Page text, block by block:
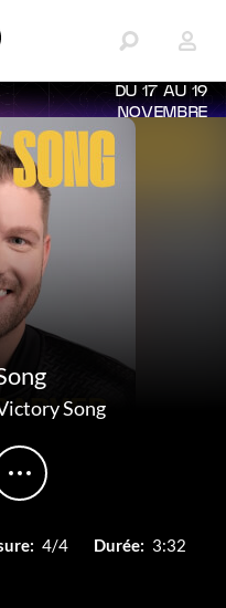
DU 17 AU 19
NOVEMBRE
Song
4/4 Durée: 3:32